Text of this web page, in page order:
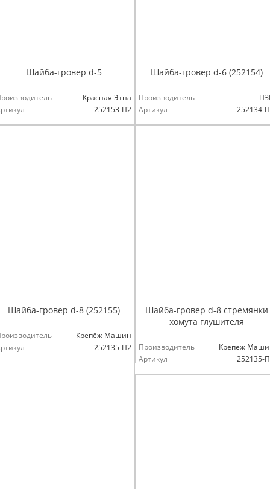
Шайба-гровер d-5
Красная Этна
252153-П2
Шайба-гровер d-6 (252154)
Производитель
Артикул
252134-
Шайба-гровер d-8 (252155)
Крепёж Машин
252135-П2
Шайба-гровер d-8 стремянки
хомута глушителя
Производитель
Крепёж
Артикул
252135-